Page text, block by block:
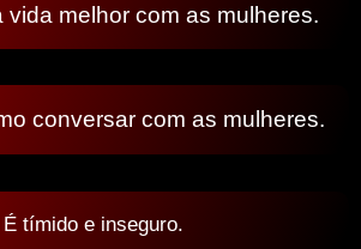
vida melhor com as mulheres.
conversar com as mulheres.
É tímido e inseguro.